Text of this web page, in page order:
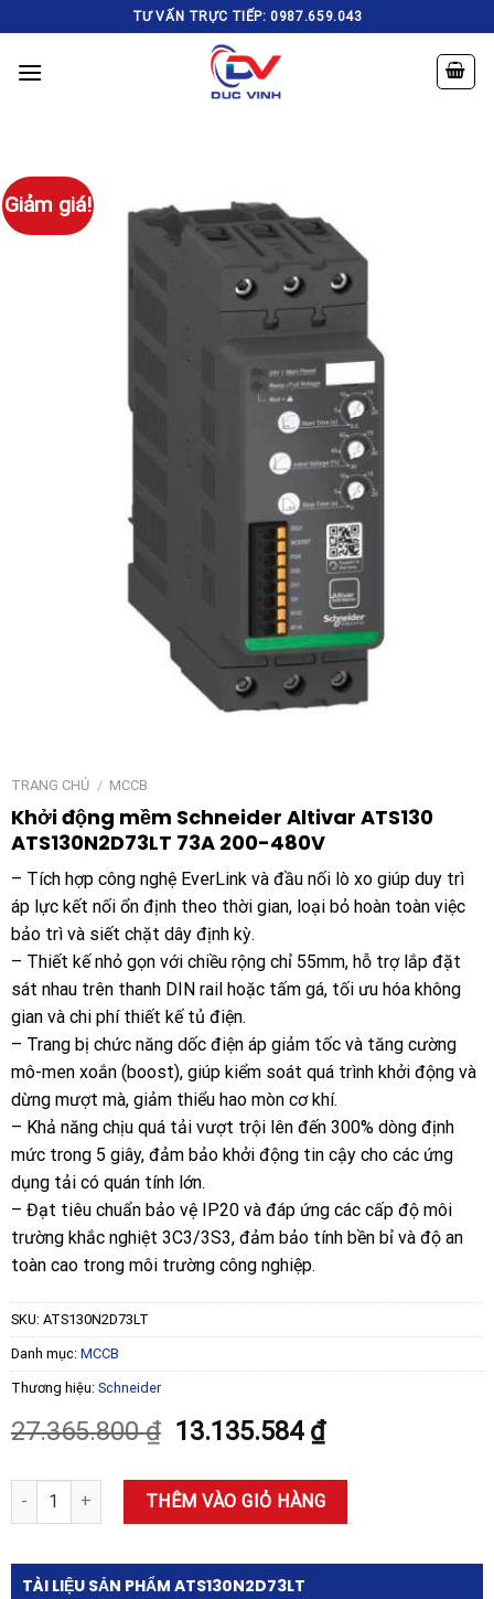
to
content
TƯ VẤN TRỰC TIẾP: 0987.659.043
Giảm giá!
TRANG CHỦ / MCCB
Khởi động mềm Schneider Altivar ATS130
ATS130N2D73LT 73A 200-480V
– Tích hợp công nghệ EverLink và đầu nối lò xo giúp duy trì
áp lực kết nối ổn định theo thời gian, loại bỏ hoàn toàn việc
bảo trì và siết chặt dây định kỳ.
– Thiết kế nhỏ gọn với chiều rộng chỉ 55mm, hỗ trợ lắp đặt
sát nhau trên thanh DIN rail hoặc tấm gá, tối ưu hóa không
gian và chi phí thiết kế tủ điện.
– Trang bị chức năng dốc điện áp giảm tốc và tăng cường
mô-men xoắn (boost), giúp kiểm soát quá trình khởi động và
dừng mượt mà, giảm thiểu hao mòn cơ khí.
– Khả năng chịu quá tải vượt trội lên đến 300% dòng định
mức trong 5 giây, đảm bảo khởi động tin cậy cho các ứng
dụng tải có quán tính lớn.
– Đạt tiêu chuẩn bảo vệ IP20 và đáp ứng các cấp độ môi
trường khắc nghiệt 3C3/3S3, đảm bảo tính bền bỉ và độ an
toàn cao trong môi trường công nghiệp.
SKU: ATS130N2D73LT
Danh mục: MCCB
Thương hiệu: Schneider
27.365.800₫ Giá
là:
27.365.800 ₫.
13.135.584 ₫Giá
tại
là:
Khởi động mềm Schneider Altivar ATS130 ATS130N2D73LT 73A
THÊM VÀO GIỎ HÀNG
TÀI LIỆU SẢN PHẨM ATS130N2D73LT